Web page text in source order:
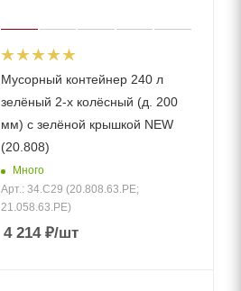
Мусорный контейнер 240 л
зелёный 2-х колёсный (д. 200
мм) с зелёной крышкой NEW
(20.808)
Много
Арт.: 34.C29 (20.808.63.PE;
21.058.63.РЕ)
4 214₽/шт